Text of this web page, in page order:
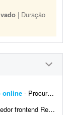
| Duração
online - Procuro desenvolvedor para fazer algumas customizações na API do Fluxer (fluxer.app) para uso em um curso online. A ideia é manter praticamente toda a estrutura atual da plata...
de APIs REST e autenticação por token (AWS Cognito é diferencial). O design j&aacut...